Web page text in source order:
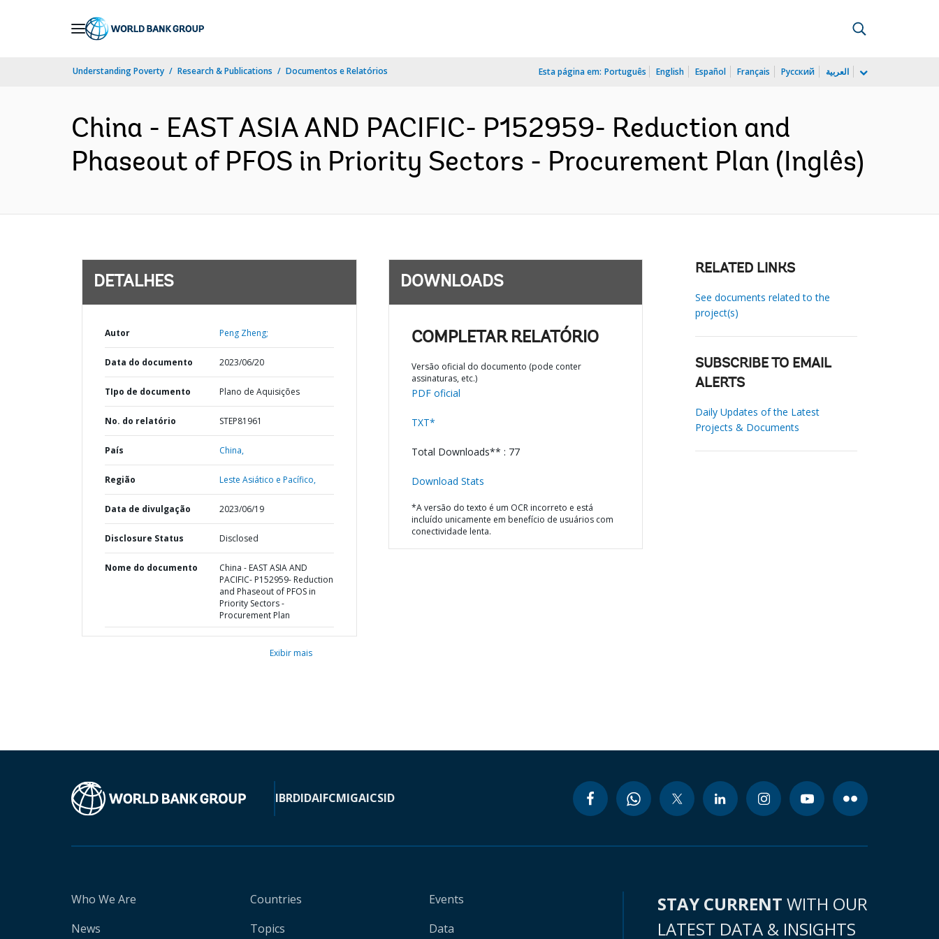
Understanding Poverty Research & Publications Documentos e Relatórios Esta página em: Português English Español Français Русский العربية
China - EAST ASIA AND PACIFIC- P152959- Reduction and
Phaseout of PFOS in Priority Sectors - Procurement Plan (Inglês)
DETALHES
Autor Peng Zheng;
Data do documento 2023/06/20
TIpo de documento Plano de Aquisições
No. do relatório STEP81961
País China,
Região Leste Asiático e Pacífico,
Data de divulgação 2023/06/19
Disclosure Status Disclosed
Nome do documento
China - EAST ASIA AND
PACIFIC- P152959- Reduction
and Phaseout of PFOS in
Priority Sectors -
Procurement Plan
Exibir mais
DOWNLOADS
COMPLETAR RELATÓRIO
Versão oficial do documento (pode conter
assinaturas, etc.)
PDF oficial
TXT*
Total Downloads** : 77
Download Stats
*A versão do texto é um OCR incorreto e está
incluído unicamente em benefício de usuários com
conectividade lenta.
RELATED LINKS
See documents related to the
project(s)
SUBSCRIBE TO EMAIL
ALERTS
Daily Updates of the Latest
Projects & Documents
IBRDIDAIFCMIGAICSID
Who We Are
News
Countries
Topics
Events
Data
STAY CURRENT WITH OUR
LATEST DATA & INSIGHTS